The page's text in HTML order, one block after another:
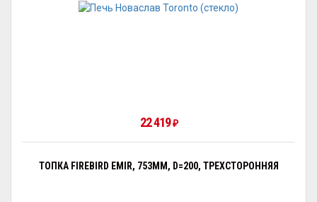
22 419 ₽
ТОПКА FIREBIRD EMIR, 753ММ, D=200, ТРЕХСТОРОННЯЯ